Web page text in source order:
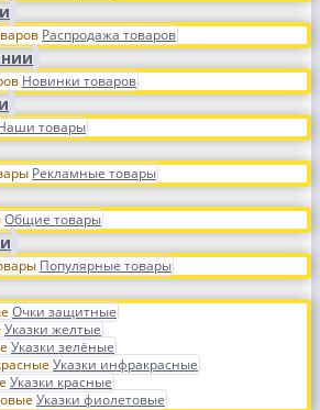
Распродажа товаров
Новинки товаров
товары
Рекламные товары
Общие товары
Популярные товары
Очки защитные
Указки желтые
Указки зелёные
Указки инфракрасные
Указки красные
Указки фиолетовые